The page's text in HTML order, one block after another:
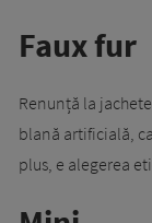
Faux fur
Renunță la
blană artificială,
plus, e alegerea